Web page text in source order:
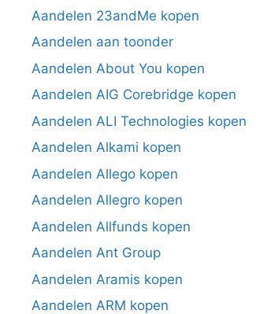
Aandelen 23andMe kopen
Aandelen aan toonder
Aandelen About You kopen
Aandelen AIG Corebridge kopen
Aandelen ALI Technologies kopen
Aandelen Alkami kopen
Aandelen Allego kopen
Aandelen Allegro kopen
Aandelen Allfunds kopen
Aandelen Ant Group
Aandelen Aramis kopen
Aandelen ARM kopen